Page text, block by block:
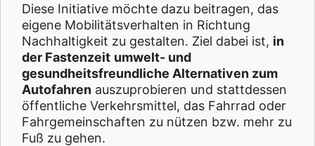
Diese Initiative möchte dazu beitragen, das
eigene Mobilitätsverhalten in Richtung
Nachhaltigkeit zu gestalten. Ziel dabei ist, in
der Fastenzeit umwelt- und
gesundheitsfreundliche Alternativen zum
Autofahren auszuprobieren und stattdessen
öffentliche Verkehrsmittel, das Fahrrad oder
Fahrgemeinschaften zu nützen bzw. mehr zu
Fuß zu gehen.